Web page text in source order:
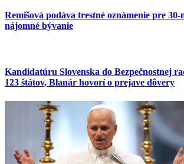
Remišová podáva trestné oznámenie pre
nájomné bývanie
Kandidatúru Slovenska do Bezpečnostnej
123 štátov, Blanár hovorí o prejave dôvery